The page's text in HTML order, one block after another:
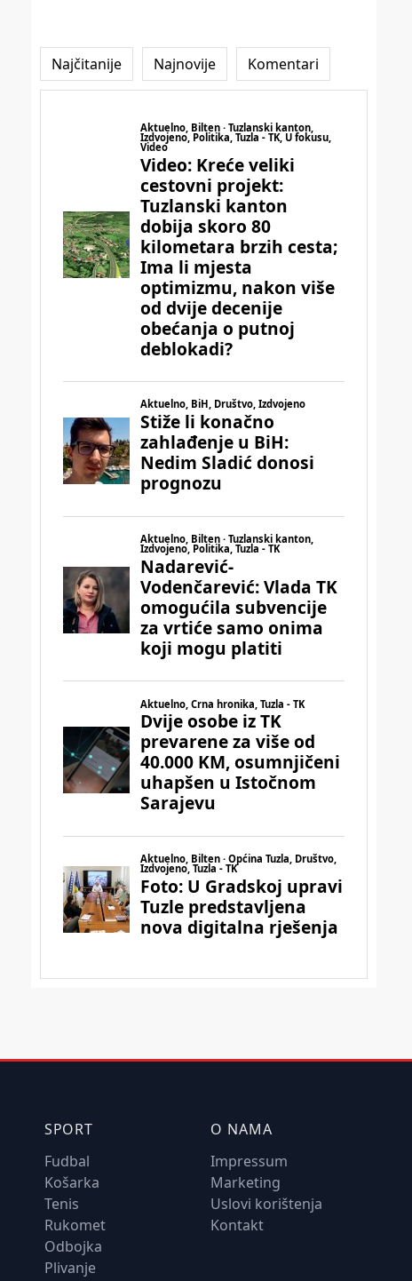
Najčitanije Najnovije Komentari
SPORT
Fudbal
Košarka
Tenis
Rukomet
Odbojka
Plivanje
O NAMA
Impressum
Marketing
Uslovi korištenja
Kontakt